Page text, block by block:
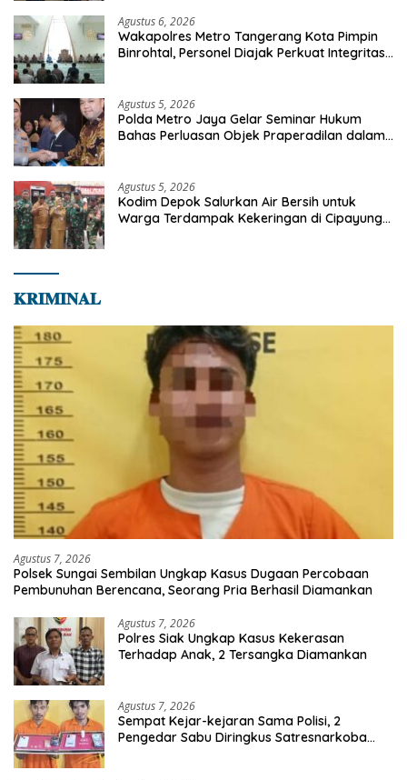
Agustus 6, 2026
Wakapolres Metro Tangerang Kota Pimpin
Binrohtal, Personel Diajak Perkuat Integritas
Agustus 5, 2026
Polda Metro Jaya Gelar Seminar Hukum
Bahas Perluasan Objek Praperadilan dalam
Agustus 5, 2026
Kodim Depok Salurkan Air Bersih untuk
Warga Terdampak Kekeringan di Cipayung
𝐊𝐑𝐈𝐌𝐈𝐍𝐀𝐋
Agustus 7, 2026
Polsek Sungai Sembilan Ungkap Kasus Dugaan Percobaan
Pembunuhan Berencana, Seorang Pria Berhasil Diamankan
Agustus 7, 2026
Polres Siak Ungkap Kasus Kekerasan
Terhadap Anak, 2 Tersangka Diamankan
Agustus 7, 2026
Sempat Kejar-kejaran Sama Polisi, 2
Pengedar Sabu Diringkus Satresnarkoba